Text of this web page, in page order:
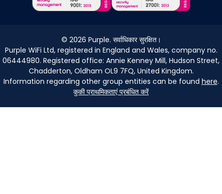
© 2026 Purple. सर्वाधिकार सुरक्षित।
Purple WiFi Ltd, registered in England and Wales, company no.
06444980. Registered office: Annie Kenney Mill, Hudson Street,
Chadderton, Oldham OL9 7FQ, United Kingdom.
Information regarding other group entities can be found here.
कुकी प्राथमिकताएं प्रबंधित करें